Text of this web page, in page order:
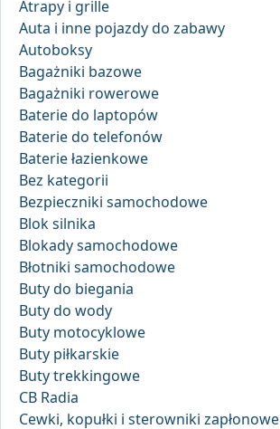
Atrapy i grille
Auta i inne pojazdy do zabawy
Autoboksy
Bagażniki bazowe
Bagażniki rowerowe
Baterie do laptopów
Baterie do telefonów
Baterie łazienkowe
Bez kategorii
Bezpieczniki samochodowe
Blok silnika
Blokady samochodowe
Błotniki samochodowe
Buty do biegania
Buty do wody
Buty motocyklowe
Buty piłkarskie
Buty trekkingowe
CB Radia
Cewki, kopułki i sterowniki zapłonowe